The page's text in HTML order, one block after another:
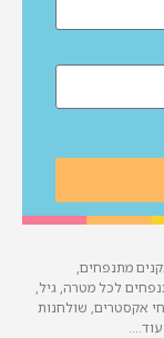
מתנפחים,
לכל מטרה, גיל,
אקסטרים, שולחנות